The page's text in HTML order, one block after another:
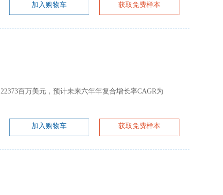
加入购物车 获取免费样本
百万美元，预计未来六年年复合增长率CAGR为
加入购物车 获取免费样本